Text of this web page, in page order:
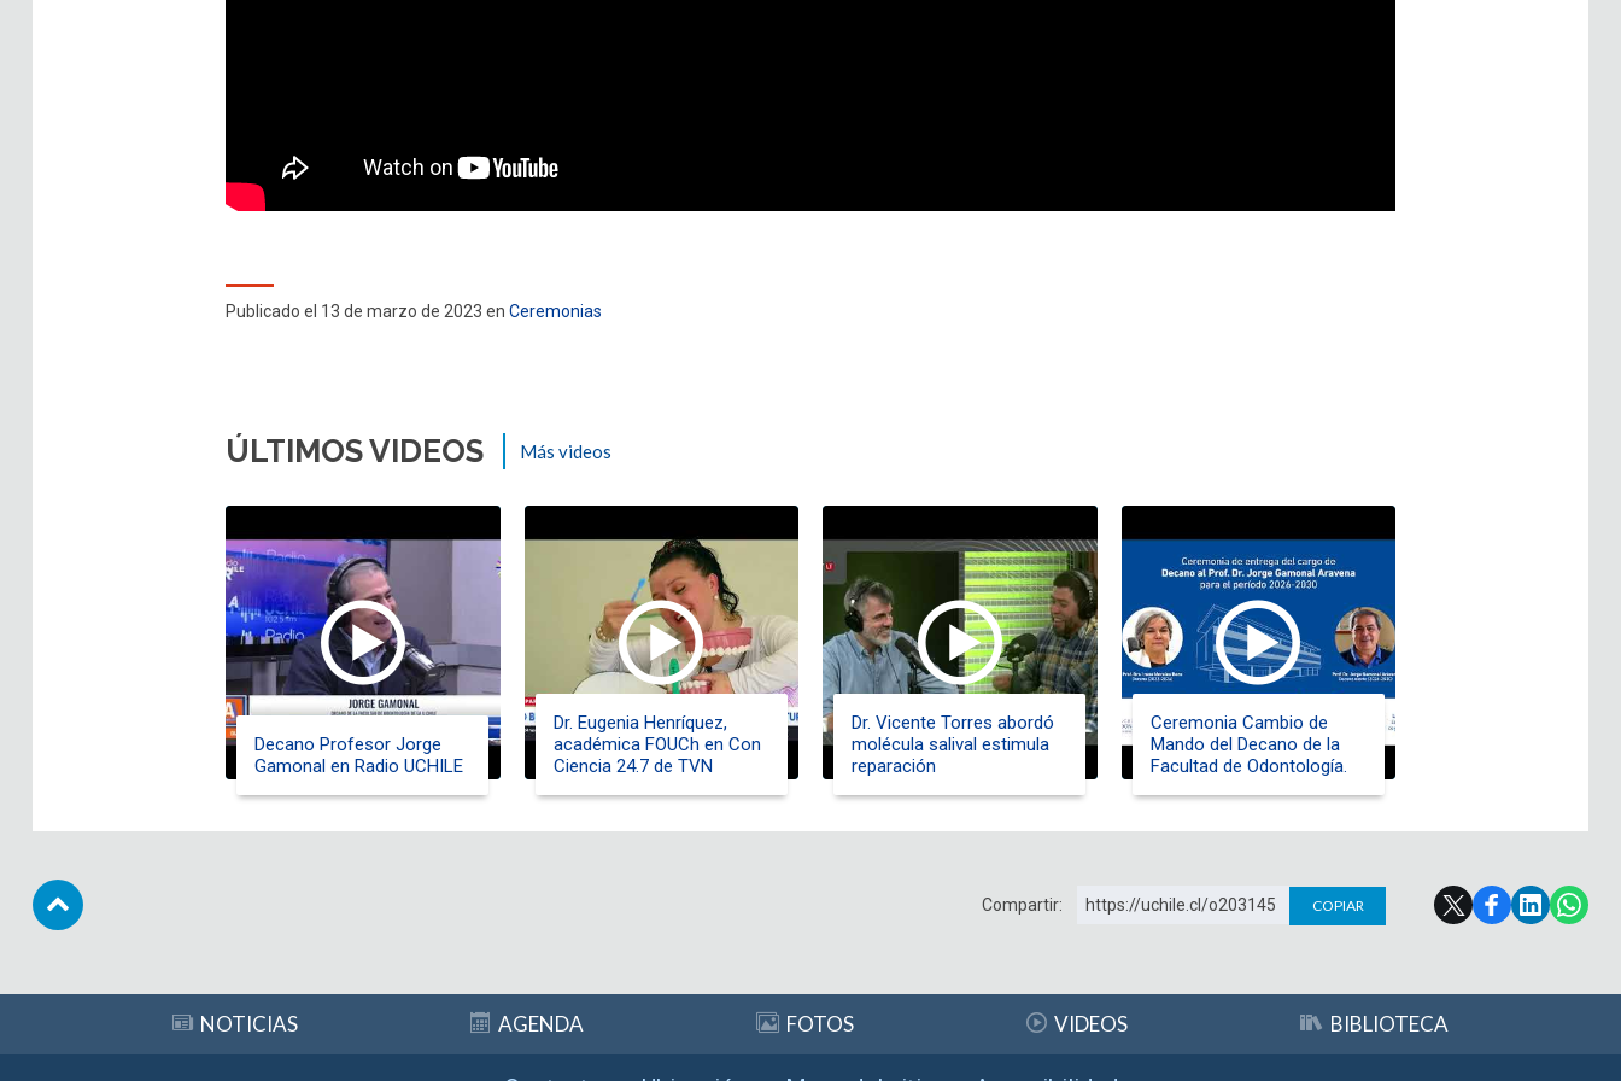
Publicado el 13 de marzo de 2023 en Ceremonias
ÚLTIMOS VIDEOS Más videos
Decano Profesor Jorge
Gamonal en Radio UCHILE
Dr. Eugenia Henríquez,
académica FOUCh en Con
Ciencia 24.7 de TVN
Dr. Vicente Torres abordó
molécula salival estimula
reparación
Ceremonia Cambio de
Mando del Decano de la
Facultad de Odontología.
Compartir: https://uchile.cl/o203145 COPIAR
NOTICIAS AGENDA FOTOS VIDEOS BIBLIOTECA